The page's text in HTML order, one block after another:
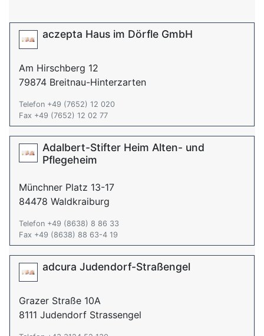
aczepta Haus im Dörfle GmbH
Am Hirschberg 12
79874 Breitnau-Hinterzarten
Telefon +49 (7652) 12 020
Fax +49 (7652) 12 02 77
Adalbert-Stifter Heim Alten- und
Pflegeheim
Münchner Platz 13-17
84478 Waldkraiburg
Telefon +49 (8638) 8 86 33
Fax +49 (8638) 88 63-4 19
adcura Judendorf-Straßengel
Grazer Straße 10A
8111 Judendorf Strassengel